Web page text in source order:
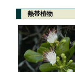
熱帯植物